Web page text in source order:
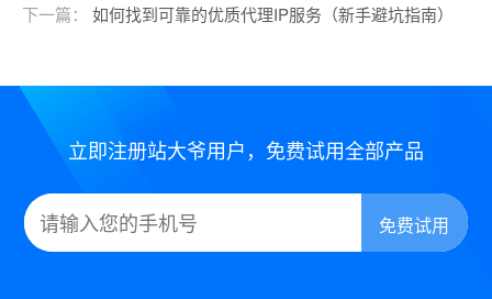
下一篇： 如何找到可靠的优质代理IP服务（新手避坑指南）
立即注册站大爷用户，免费试用全部产品